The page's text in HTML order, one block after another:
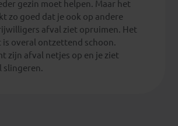
gezin moet helpen. Maar het
zo goed dat je ook op andere
afval ziet opruimen. Het
is overal ontzettend schoon.
zijn afval netjes op en je ziet
slingeren.